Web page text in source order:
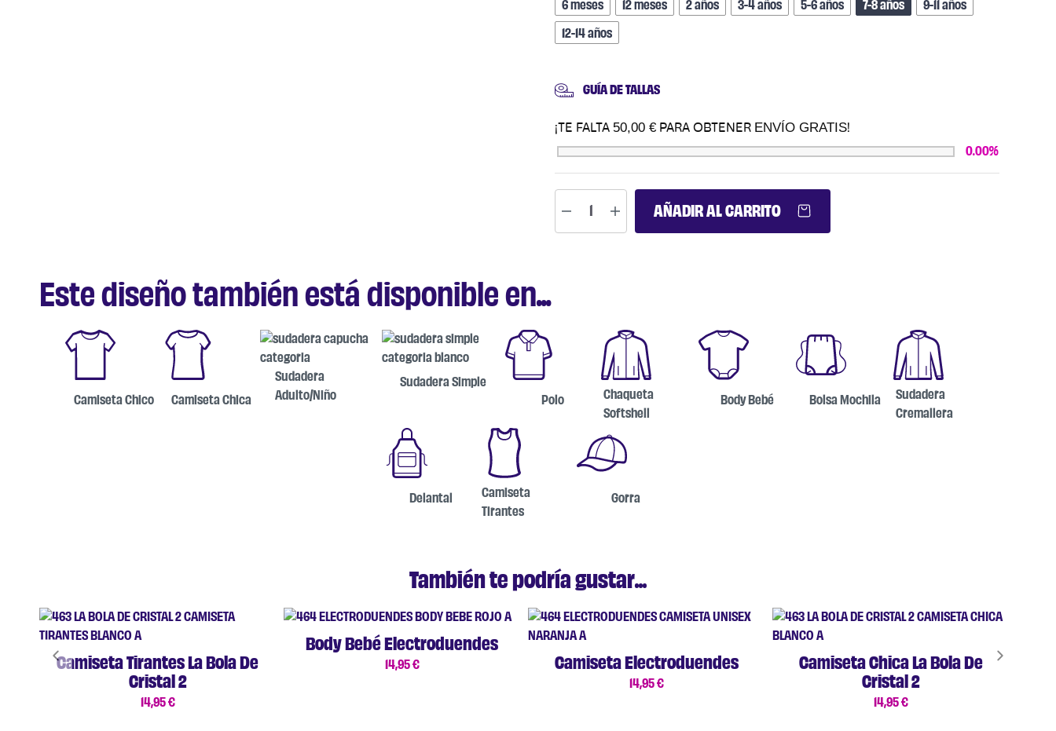
6 meses 12 meses 2 años 3-4 años 5-6 años 7-8 años 9-11 años
12-14 años
GUÍA DE TALLAS
¡TE FALTA 50,00€ PARA OBTENER ENVÍO GRATIS!
0.00%
AÑADIR AL CARRITO
Este diseño también está disponible en...
Camiseta Chico Camiseta Chica
Sudadera
Adulto/Niño
Sudadera Simple
Polo
Chaqueta
Softshell
Body Bebé Bolsa Mochila
Sudadera
Cremallera
Delantal
Camiseta
Tirantes
Gorra
También te podría gustar...
Camiseta Tirantes La Bola De
Cristal 2
14,95 €
Body Bebé Electroduendes
14,95 € Camiseta Electroduendes
14,95 €
Camiseta Chica La Bola De
Cristal 2
14,95 €